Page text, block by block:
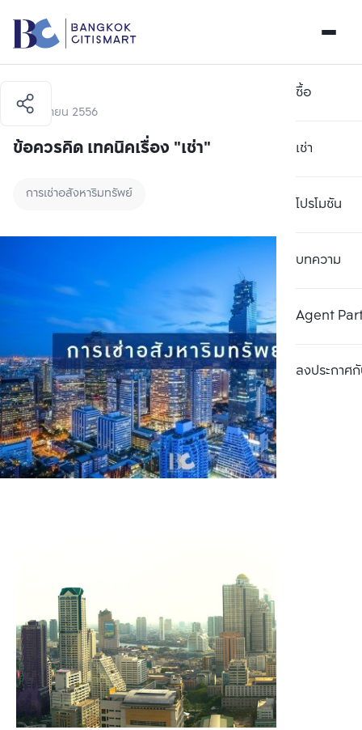
ซื้อ
เช่า
โปรโมชัน
บทความ
Agent
ลงประกาศกั
18 กันยายน 2556
ข้อควรคิด เทคนิคเรื่อง "เช่า"
การเช่าอสังหาริมทรัพย์